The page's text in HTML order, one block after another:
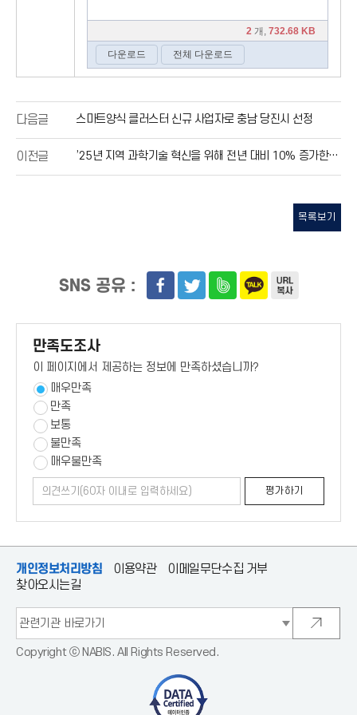
다음글 스마트양식 클러스터 신규 사업자로 충남 당진시 선정
이전글 ’25년 지역 과학기술 혁신을 위해 전년 대비 10% 증가한 6.6조 원 투자
목록보기
SNS 공유 :
만족도조사
이 페이지에서 제공하는 정보에 만족하셨습니까?
매우만족
만족
보통
불만족
매우불만족
의
쓰
평
하
평가하기
개인정보처리방침 이용약관
이메일무단수집 거부
찾아오시는길
관
련
관
바
새
창
Copyright ⓒ NABIS. All Rights Reserved.